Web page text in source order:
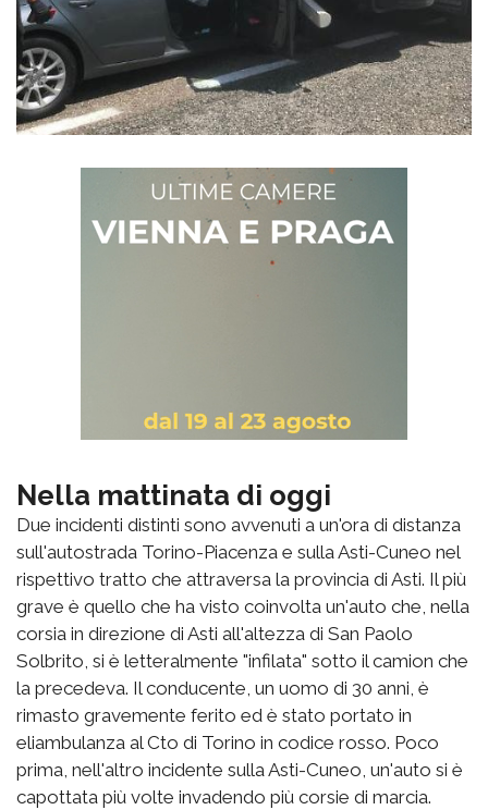
Nella mattinata di oggi
Due incidenti distinti sono avvenuti a un'ora di distanza
sull'autostrada Torino-Piacenza e sulla Asti-Cuneo nel
rispettivo tratto che attraversa la provincia di Asti. Il più
grave è quello che ha visto coinvolta un'auto che, nella
corsia in direzione di Asti all'altezza di San Paolo
Solbrito, si è letteralmente "infilata" sotto il camion che
la precedeva. Il conducente, un uomo di 30 anni, è
rimasto gravemente ferito ed è stato portato in
eliambulanza al Cto di Torino in codice rosso. Poco
prima, nell'altro incidente sulla Asti-Cuneo, un'auto si è
capottata più volte invadendo più corsie di marcia.